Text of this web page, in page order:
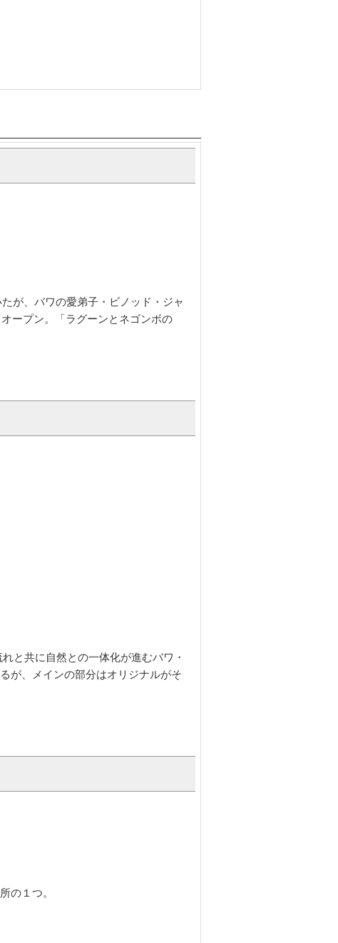
が、バワの愛弟子・ビノッド・ジャ
ープン。「ラグーンとネゴンボの
と共に自然との一体化が進むバワ・
が、メインの部分はオリジナルがそ
の１つ。